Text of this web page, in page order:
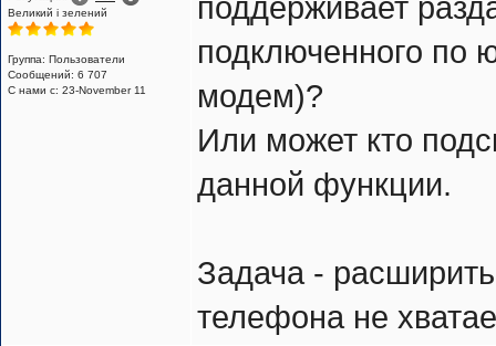
Великий i зелений
Группа: Пользователи
Сообщений: 6 707
С нами с: 23-November 11
поддерживает
подключенного по
модем)?
Или может кто
данной функции.
Задача -
телефона не